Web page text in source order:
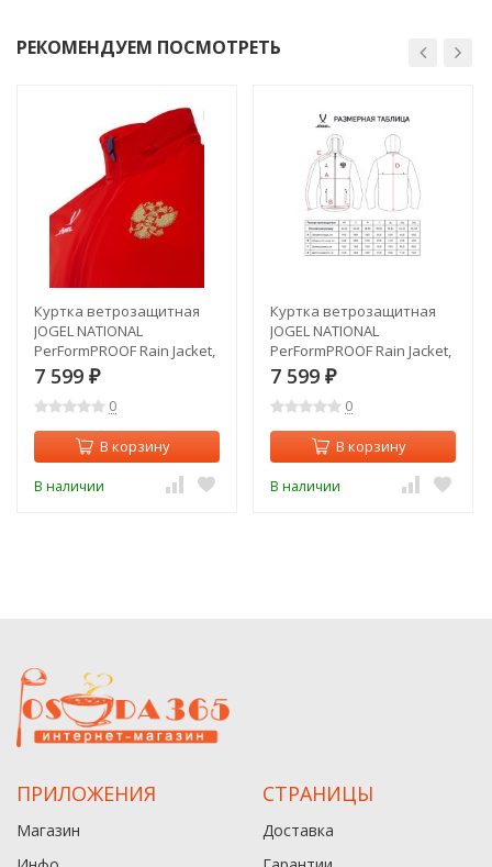
РЕКОМЕНДУЕМ ПОСМОТРЕТЬ
Куртка ветрозащитная
JOGEL NATIONAL
PerFormPROOF Rain Jacket,
красный (2110450)
7 599 ₽
0
В корзину
В наличии
Куртка ветрозащитная
JOGEL NATIONAL
PerFormPROOF Rain Jacket,
темно-синий (2110456)
7 599 ₽
0
В корзину
В наличии
ПРИЛОЖЕНИЯ
Магазин
СТРАНИЦЫ
Доставка